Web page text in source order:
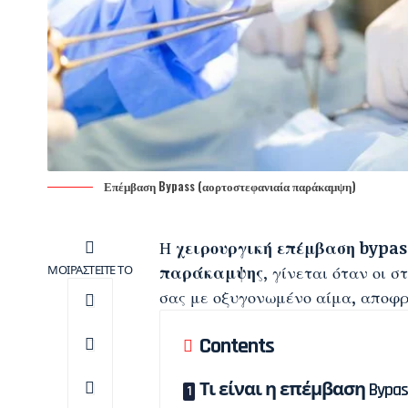
Επέμβαση Bypass (αορτοστεφανιαία παράκαμψη)
ΜΟΙΡΑΣΤΕΙΤΕ ΤΟ
Ηχειρουργική επέμβαση
παράκαμψης, γίνεται όταν οι
σας με οξυγονωμένο αίμα,
Contents
Τι είναι η επέμβαση